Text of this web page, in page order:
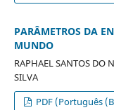
PARÂMETROS DA
MUNDO
RAPHAEL SANTOS DO
SILVA
PDF (Português